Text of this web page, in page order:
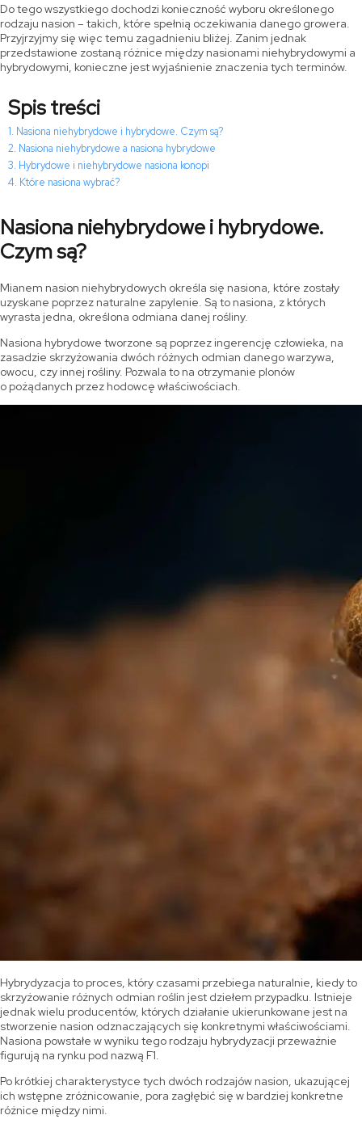
Do tego wszystkiego dochodzi konieczność wyboru określonego
rodzaju nasion – takich, które spełnią oczekiwania danego growera.
Przyjrzyjmy się więc temu zagadnieniu bliżej. Zanim jednak
przedstawione zostaną różnice między nasionami niehybrydowymi a
hybrydowymi, konieczne jest wyjaśnienie znaczenia tych terminów.
Spis treści
Nasiona niehybrydowe i hybrydowe. Czym są?
Nasiona niehybrydowe a nasiona hybrydowe
Hybrydowe i niehybrydowe nasiona konopi
Które nasiona wybrać?
Nasiona niehybrydowe i hybrydowe.
Czym są?
Mianem nasion niehybrydowych określa się nasiona, które zostały
uzyskane poprzez naturalne zapylenie. Są to nasiona, z których
wyrasta jedna, określona odmiana danej rośliny.
Nasiona hybrydowe tworzone są poprzez ingerencję człowieka, na
zasadzie skrzyżowania dwóch różnych odmian danego warzywa,
owocu, czy innej rośliny. Pozwala to na otrzymanie plonów
o pożądanych przez hodowcę właściwościach.
Hybrydyzacja to proces, który czasami przebiega naturalnie, kiedy to
skrzyżowanie różnych odmian roślin jest dziełem przypadku. Istnieje
jednak wielu producentów, których działanie ukierunkowane jest na
stworzenie nasion odznaczających się konkretnymi właściwościami.
Nasiona powstałe w wyniku tego rodzaju hybrydyzacji przeważnie
figurują na rynku pod nazwą F1.
Po krótkiej charakterystyce tych dwóch rodzajów nasion, ukazującej
ich wstępne zróżnicowanie, pora zagłębić się w bardziej konkretne
różnice między nimi.